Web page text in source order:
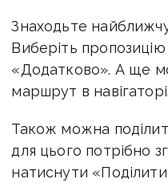
Знаходьте
Виберіть
«Додатково». А ще
маршрут в навігаторі.
Також можна
для цього потрібно
натиснути